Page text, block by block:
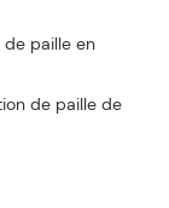
paille en
de paille de